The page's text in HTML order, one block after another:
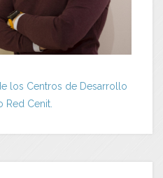
los Centros de Desarrollo
Red Cenit.